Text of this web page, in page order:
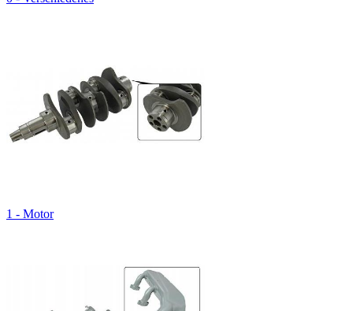
1 - Motor